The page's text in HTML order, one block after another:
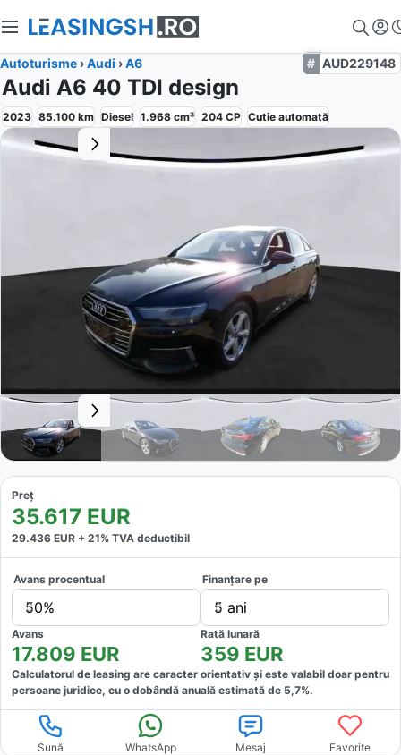
Autoturisme ›Audi ›A6 AUD229148
Audi A6 40 TDI design
2023 85.100 km Diesel 1.968 cm³ 204 CP Cutie automată
Preț
35.617 EUR
29.436 EUR + 21% TVA deductibil
Avans procentual
50%
Finanțare pe
5 ani
Avans
17.809 EUR
Rată lunară
359 EUR
Calculatorul de leasing are caracter orientativ și este valabil doar pentru
persoane juridice, cu o dobândă anuală estimată de 5,7%.
Sună WhatsApp Mesaj
Favorite